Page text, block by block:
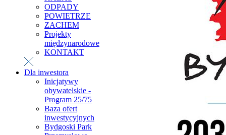
ODPADY
POWIETRZE
ZACHEM
Projekty
międzynarodowe
KONTAKT
Dla inwestora
Inicjatywy
obywatelskie -
Program 25/75
Baza ofert
inwestycyjnych
Bydgoski Park